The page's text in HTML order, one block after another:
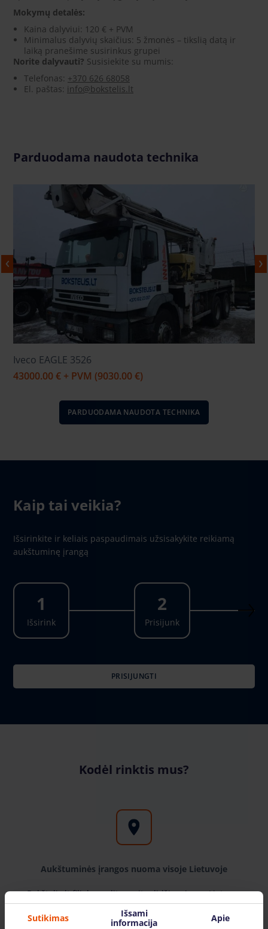
Mokymų detalės:
Kaina dalyviui: 120 € + PVM
Minimalus dalyvių skaičius: 5 žmonės – tikslią datą ir
laiką pranešime susirinkus grupei
Norite dalyvauti? Susisiekite su mumis:
Telefonas: +370 626 68058
El. paštas: info@bokstelis.lt
Parduodama naudota technika
Iveco EAGLE 3526
43000.00 € + PVM (9030.00 €)
PARDUODAMA NAUDOTA TECHNIKA
Kaip tai veikia?
Išsirinkite ir keliais paspaudimais užsisakykite reikiamą
aukštuminę įrangą
1
Išsirink
2
Prisijunk
PRISIJUNGTI
Kodėl rinktis mus?
Aukštuminės įrangos nuoma visoje Lietuvoje
Bokštelis.lt filialus galite rasite didžiuosiuose Lietuvos
miestuose: Vilniuje, Kaune, Klaipėdoje, Šiauliuose,
Mažeikiuose. Įrangą pristatome visoje Lietuvoje.
Sutikimas
Išsami
informacija
Apie